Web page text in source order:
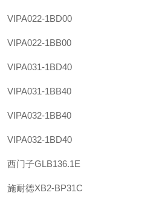
VIPA022-1BD00
VIPA022-1BB00
VIPA031-1BD40
VIPA031-1BB40
VIPA032-1BB40
VIPA032-1BD40
西门子GLB136.1E
施耐德XB2-BP31C